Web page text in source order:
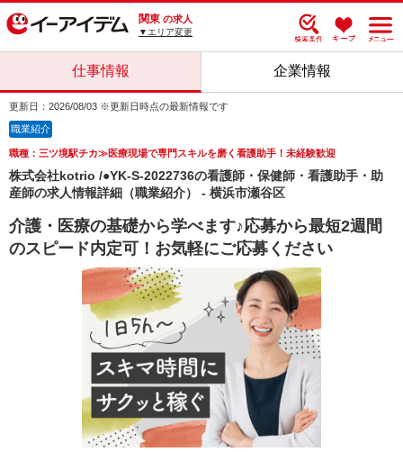
関東 の求人
▼エリア変更
仕事情報 企業情報
更新日：2026/08/03 ※更新日時点の最新情報です
職業紹介
職種：三ツ境駅チカ≫医療現場で専門スキルを磨く看護助手！未経験歓迎
株式会社kotrio /●YK-S-2022736の看護師・保健師・看護助手・助
産師の求人情報詳細（職業紹介） - 横浜市瀬谷区
介護・医療の基礎から学べます♪応募から最短2週間
のスピード内定可！お気軽にご応募ください